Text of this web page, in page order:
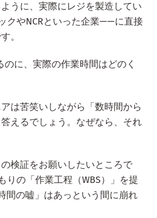
うに、実際にレジを製造してい
クやNCRといった企業——に直接
。
のに、実際の作業時間はどのく
は苦笑いしながら「数時間から
えるでしょう。なぜなら、それ
検証をお願いしたいところで
りの「作業工程（WBS）」を提
間の嘘」はあっという間に崩れ